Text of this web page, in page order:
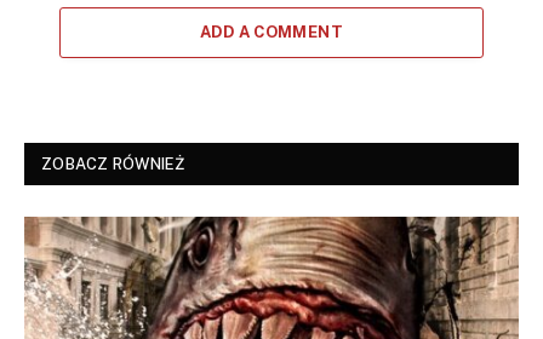
ADD A COMMENT
ZOBACZ RÓWNIEŻ